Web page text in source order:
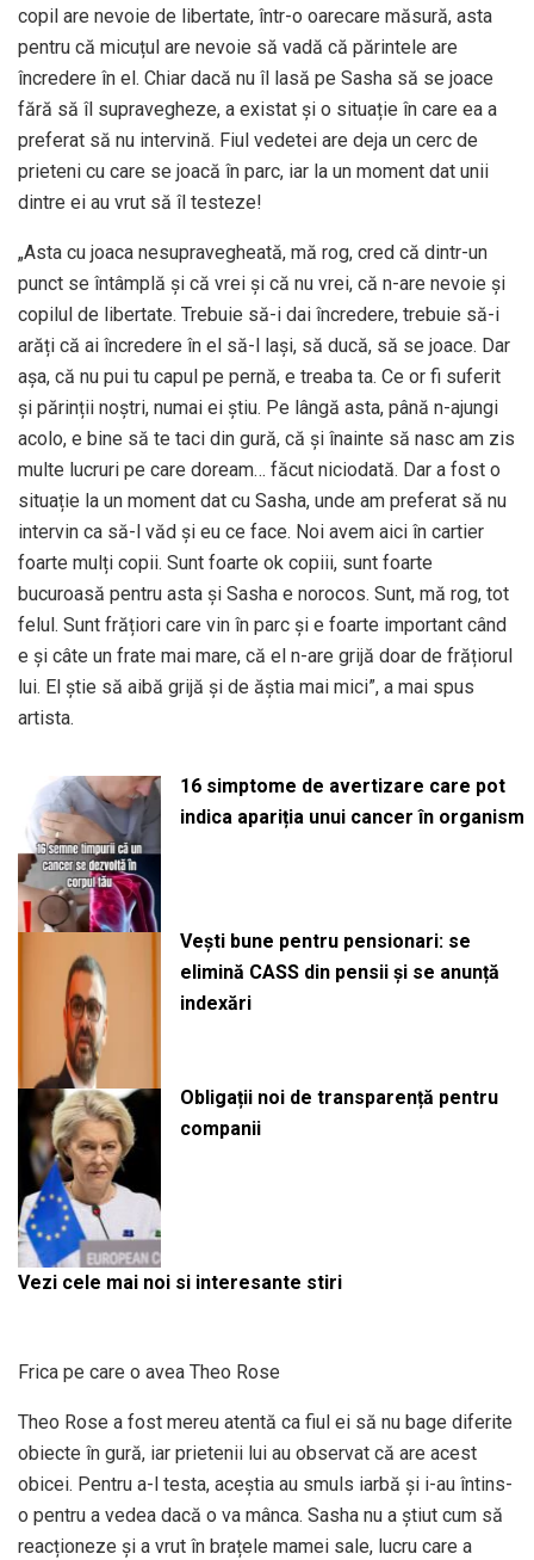
copil are nevoie de libertate, într-o oarecare măsură, asta
pentru că micuțul are nevoie să vadă că părintele are
încredere în el. Chiar dacă nu îl lasă pe Sasha să se joace
fără să îl supravegheze, a existat și o situație în care ea a
preferat să nu intervină. Fiul vedetei are deja un cerc de
prieteni cu care se joacă în parc, iar la un moment dat unii
dintre ei au vrut să îl testeze!
„Asta cu joaca nesupravegheată, mă rog, cred că dintr-un
punct se întâmplă și că vrei și că nu vrei, că n-are nevoie și
copilul de libertate. Trebuie să-i dai încredere, trebuie să-i
arăți că ai încredere în el să-l lași, să ducă, să se joace. Dar
așa, că nu pui tu capul pe pernă, e treaba ta. Ce or fi suferit
și părinții noștri, numai ei știu. Pe lângă asta, până n-ajungi
acolo, e bine să te taci din gură, că și înainte să nasc am zis
multe lucruri pe care doream… făcut niciodată. Dar a fost o
situație la un moment dat cu Sasha, unde am preferat să nu
intervin ca să-l văd și eu ce face. Noi avem aici în cartier
foarte mulți copii. Sunt foarte ok copiii, sunt foarte
bucuroasă pentru asta și Sasha e norocos. Sunt, mă rog, tot
felul. Sunt frățiori care vin în parc și e foarte important când
e și câte un frate mai mare, că el n-are grijă doar de frățiorul
lui. El știe să aibă grijă și de ăștia mai mici”, a mai spus
artista.
16 simptome de avertizare care pot
indica apariția unui cancer în organism
Vești bune pentru pensionari: se
elimină CASS din pensii și se anunță
indexări
Obligații noi de transparență pentru
companii
Vezi cele mai noi si interesante stiri
Frica pe care o avea Theo Rose
Theo Rose a fost mereu atentă ca fiul ei să nu bage diferite
obiecte în gură, iar prietenii lui au observat că are acest
obicei. Pentru a-l testa, aceștia au smuls iarbă și i-au întins-
o pentru a vedea dacă o va mânca. Sasha nu a știut cum să
reacționeze și a vrut în brațele mamei sale, lucru care a